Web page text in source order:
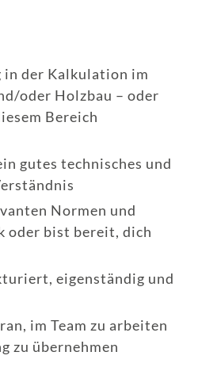
in der Kalkulation im
oder Holzbau – oder
Bereich
gutes technisches und
Normen und
oder bist bereit, dich
eigenständig und
im Team zu arbeiten
zu übernehmen